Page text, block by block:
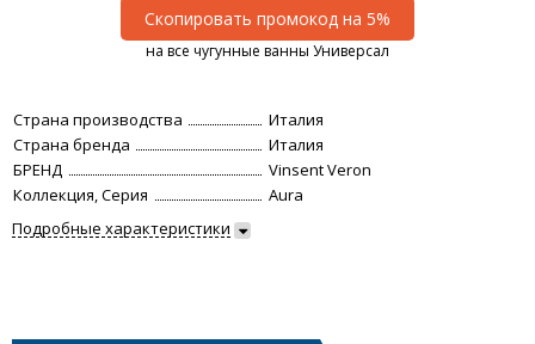
Скопировать промокод на 5%
на все чугунные ванны Универсал
Страна производства
Италия
Страна бренда
Италия
БРЕНД
Vinsent Veron
Коллекция, Серия
Aura
Подробные характеристики